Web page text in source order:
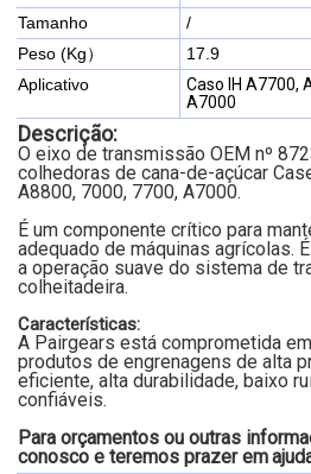
Tamanho
/
Peso (Kg）
17.9
Aplicativo
Caso IH A7700,
A7000
Descrição:
O eixo de transmissão OEM nº
colhedoras de cana-de-açúcar
A8800, 7000, 7700, A7000.
É um componente crítico para
adequado de máquinas agrícolas.
a operação suave do sistema de
colheitadeira.
Características:
A Pairgears está comprometida
produtos de engrenagens de alta
eficiente, alta durabilidade, baixo
confiáveis.
Para orçamentos ou outras
conosco e teremos prazer em